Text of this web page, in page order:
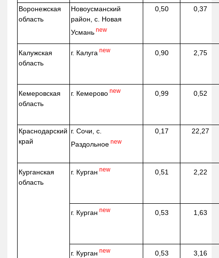
Воронежская
область
Новоусманский
район, с. Новая
Усмань new
0,50 0,37
Калужская
область
г. Калуга new 0,90 2,75
Кемеровская
область
г. Кемерово new 0,99 0,52
Краснодарский
край
г. Сочи, с.
Раздольное new
0,17 22,27
Курганская
область
г. Курган new 0,51 2,22
г. Курган new 0,53 1,63
г. Курган new 0,53 3,16